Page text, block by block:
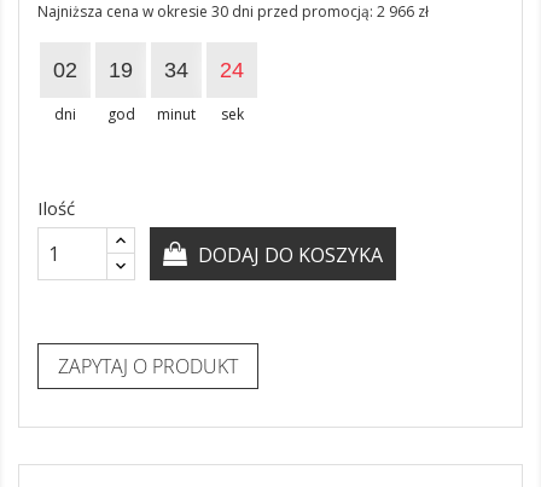
Najniższa cena w okresie 30 dni przed promocją: 2 966 zł
02
dni
19
god
34
minut
24
sek
Ilość
DODAJ DO KOSZYKA
ZAPYTAJ O PRODUKT